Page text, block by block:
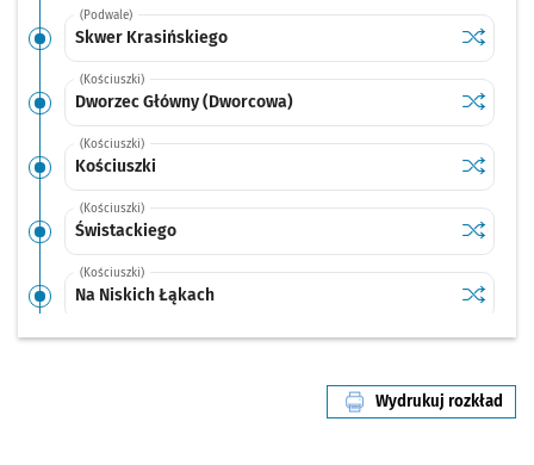
(Podwale)
Skwer Krasińskiego Sprawdź
Skwer
(Kościuszki)
Dworzec Główny (Dworcowa) Sprawdź
Dworzec
(Kościuszki)
Kościuszki Sprawdź
(Kościuszki)
Świstackiego Sprawdź
(Kościuszki)
Na Niskich Łąkach Sprawdź
Na
(Krakowska)
Sprawdź
Wydrukuj rozkład
linii nr 114